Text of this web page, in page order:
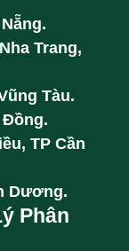
Trang,
Tàu.
Đồng.
TP Cần
Dương.
Phân